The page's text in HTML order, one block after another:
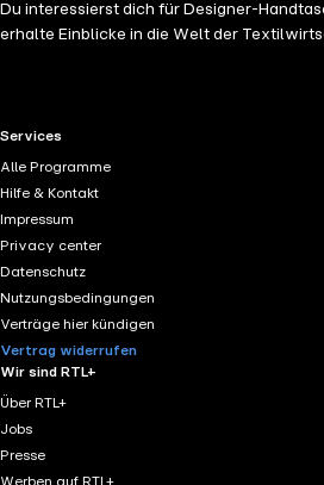
Du interessierst dich für Designer-
erhalte Einblicke in die Welt der
RTL+ useful links.
Services
Alle Programme
Hilfe & Kontakt
Impressum
Privacy center
Datenschutz
Nutzungsbedingungen
Verträge hier kündigen
Vertrag widerrufen
Wir sind RTL+
Über RTL+
Jobs
Presse
Werben auf RTL+